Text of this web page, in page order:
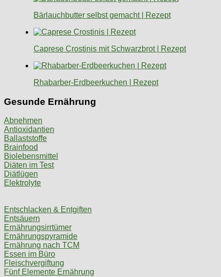
Bärlauchbutter selbst gemacht | Rezept
Caprese Crostinis mit Schwarzbrot | Rezept
Rhabarber-Erdbeerkuchen | Rezept
Gesunde Ernährung
Abnehmen
Antioxidantien
Ballaststoffe
Brainfood
Biolebensmittel
Diäten im Test
Diätlügen
Elektrolyte
Entschlacken & Entgiften
Entsäuern
Ernährungsirrtümer
Ernährungspyramide
Ernährung nach TCM
Essen im Büro
Fleischvergiftung
Fünf Elemente Ernährung